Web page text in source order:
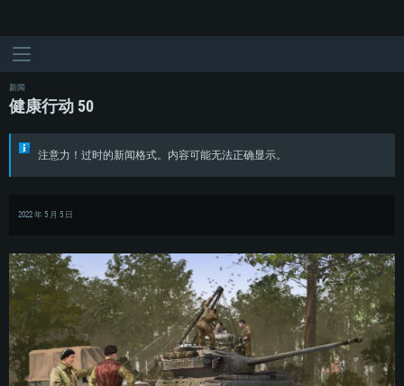
新闻
健康行动 50
注意力！过时的新闻格式。内容可能无法正确显示。
2022 年 5 月 5 日